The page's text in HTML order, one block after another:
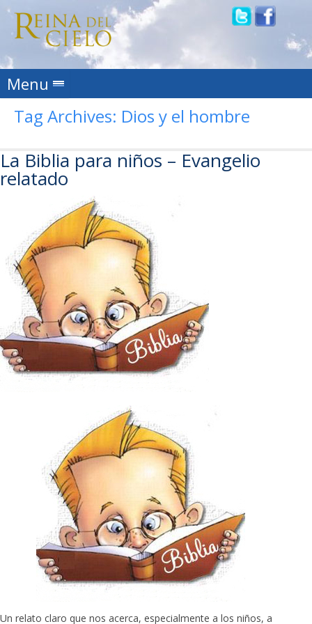
Menu Skip to content
Tag Archives: Dios y el hombre
La Biblia para niños – Evangelio
relatado
Un relato claro que nos acerca, especialmente a los niños, a